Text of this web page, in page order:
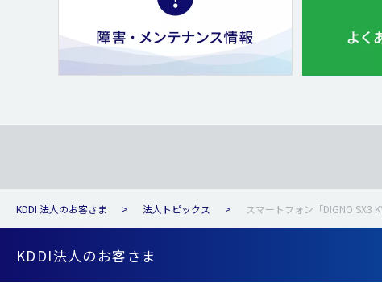
KDDI 法人のお客さま 法人トピックス スマートフォン「DIGNO SX3
KDDI法人のお客さま